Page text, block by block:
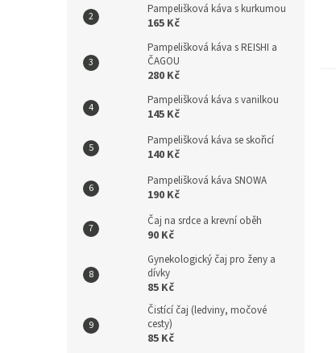
Pampelišková káva s kurkumou
165 Kč
Pampelišková káva s REISHI a
ČAGOU
280 Kč
Pampelišková káva s vanilkou
145 Kč
Pampelišková káva se skořicí
140 Kč
Pampelišková káva SNOWA
190 Kč
Čaj na srdce a krevní oběh
90 Kč
Gynekologický čaj pro ženy a
dívky
85 Kč
Čistící čaj (ledviny, močové
cesty)
85 Kč